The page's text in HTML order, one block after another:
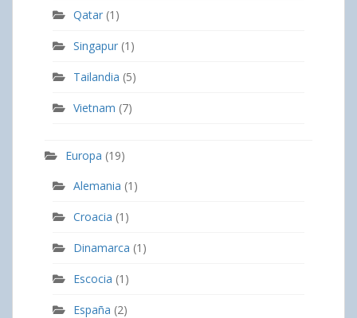
Qatar (1)
Singapur (1)
Tailandia (5)
Vietnam (7)
Europa (19)
Alemania (1)
Croacia (1)
Dinamarca (1)
Escocia (1)
España (2)